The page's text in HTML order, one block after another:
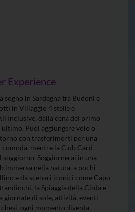
Experience
sogno in Sardegna tra Budoni e
in Villaggio 4 stelle e
Inclusive, dalla cena del primo
Puoi aggiungere volo o
con trasferimenti per una
mentre la Club Card
soggiorno. Soggiornerai in una
immersa nella natura, a pochi
e da scenari iconici come Capo
la Spiaggia della Cinta e
giornate di sole, attività, eventi
ogni momento diventa